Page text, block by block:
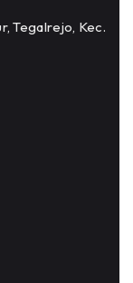
Tegalrejo, Kec.